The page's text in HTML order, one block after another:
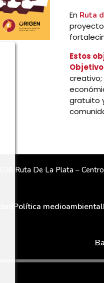
En Ruta
proyecto
Estos
Objetivo
creativo;
gratuito
Ruta De La Plata –
Política medioambiental